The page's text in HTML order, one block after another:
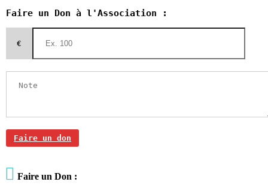
Faire un Don à l'Association :
€
Faire un don
 Faire un Don :